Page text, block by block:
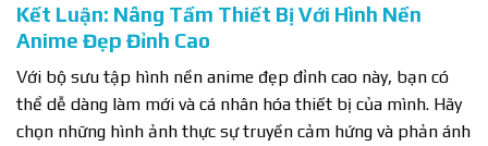
Kết Luận: Nâng Tầm Thiết Bị Với Hình Nền
Anime Đẹp Đỉnh Cao
Với bộ sưu tập hình nền anime đẹp đỉnh cao này, bạn có
thể dễ dàng làm mới và cá nhân hóa thiết bị của mình. Hãy
chọn những hình ảnh thực sự truyền cảm hứng và phản ánh